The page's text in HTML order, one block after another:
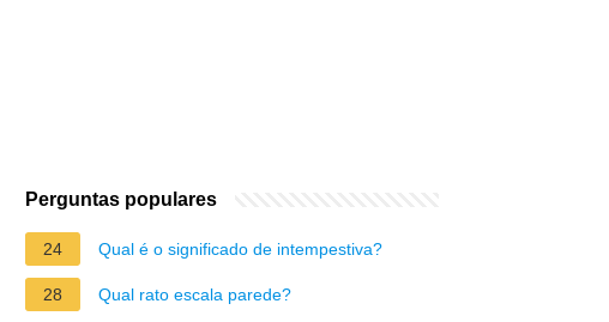
Perguntas populares
24 Qual é o significado de intempestiva?
28 Qual rato escala parede?